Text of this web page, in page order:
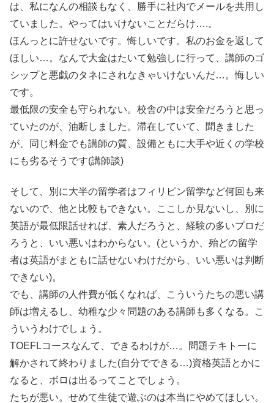
は、私になんの相談もなく、勝手に社内でメールを共用し
ていました。やってはいけないことだらけ….。
ほんっとに許せないです。悔しいです。私のお金を返して
ほしい…。なんで大金はたいて勉強しに行って、講師のゴ
シップと悪戯のタネにされなきゃいけないんだ…。悔しい
です。
最低限の安全も守られない。校舎の中は安全だろうと思っ
ていたのが、油断しました。滞在していて、聞きました
が、同じ料金でも講師の質、設備ともに大手や近くの学校
にも劣るそうです(講師談)
そして、別に大半の留学者はフィリピン留学など何回も来
ないので、他と比較もできない。ここしか見ないし、別に
英語が最低限話せれば、素人だろうと、経験の多いプロだ
ろうと、いい悪いはわからない。(というか、殆どの留学
者は英語がまともに話せないわけだから、いい悪いは判断
できない)。
でも、講師の人件費が低くなれば、こういうたちの悪い講
師は増えるし、幼稚な少々問題のある講師も多くなる。こ
ういうわけでしょう。
TOEFLコースなんて、できるわけが…。問題テキトーに
解かされて終わりました(自分でできる…)資格英語とかに
なると、ボロは出るってことでしょう。
たちが悪い。せめて生徒で遊ぶのは本当にやめてほしい。